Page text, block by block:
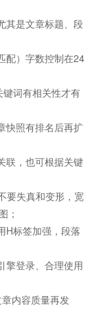
其是文章标题、段
配）字数控制在24
词有相关性才有
快照有排名后再扩
联，也可根据关键
要失真和变形，宽
；
H标签加强，段落
擎登录、合理使用
内容质量再发